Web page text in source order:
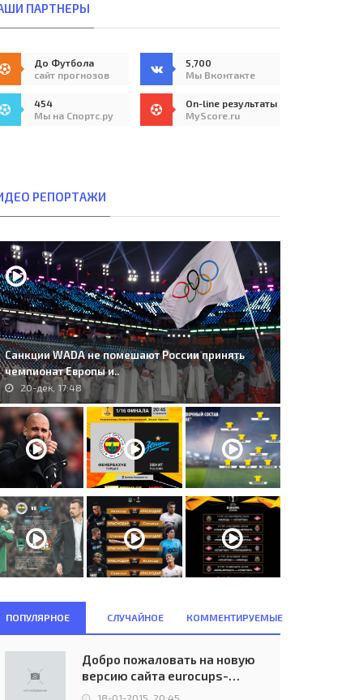
ПАРТНЕРЫ
До Футбола
сайт прогнозов
5,700
Мы Вконтакте
454
Мы на Спортс.ру
On-line результаты
MyScore.ru
РЕПОРТАЖИ
Санкции WADA не помешают России принять
чемпионат Европы и..
20-дек, 17:48
ПОПУЛЯРНОЕ СЛУЧАЙНОЕ КОММЕНТИРУЕМЫЕ
Добро пожаловать на новую
версию сайта eurocups-
uefa.ru
18-01-2015, 20:45